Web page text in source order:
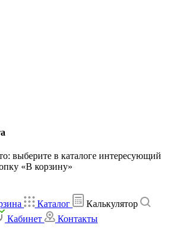
выберите в каталоге интересующий
«В корзину»
Каталог
Калькулятор
Кабинет Контакты